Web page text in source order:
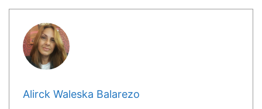
Alirck Waleska Balarezo